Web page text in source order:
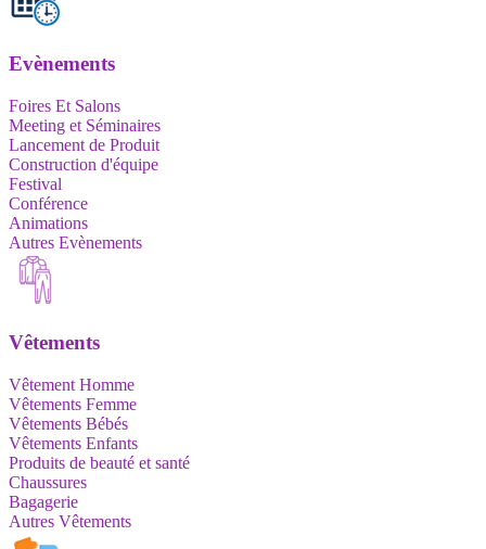
Evènements
Foires Et Salons
Meeting et Séminaires
Lancement de Produit
Construction d'équipe
Festival
Conférence
Animations
Autres Evènements
Vêtements
Vêtement Homme
Vêtements Femme
Vêtements Bébés
Vêtements Enfants
Produits de beauté et santé
Chaussures
Bagagerie
Autres Vêtements